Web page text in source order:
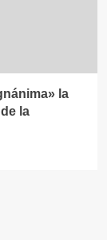
la
la